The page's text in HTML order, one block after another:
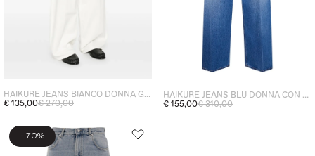
HAIKURE JEANS BIANCO DONNA GAMBA AMPIA
€ 135,00€ 270,00
HAIKURE JEANS BLU DONNA CON SBAFFATURE
€ 155,00€ 310,00
- 70%